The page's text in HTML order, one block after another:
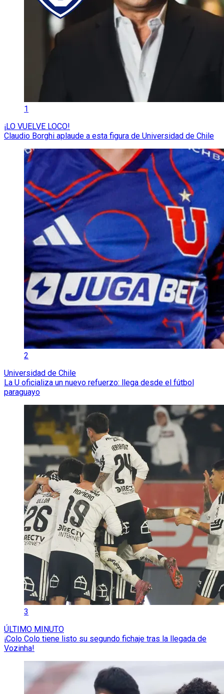
1
¡LO VUELVE LOCO!
Claudio Borghi aplaude a esta figura de Universidad de Chile
2
Universidad de Chile
La U oficializa un nuevo refuerzo: llega desde el fútbol
paraguayo
3
ÚLTIMO MINUTO
¡Colo Colo tiene listo su segundo fichaje tras la llegada de
Vozinha!